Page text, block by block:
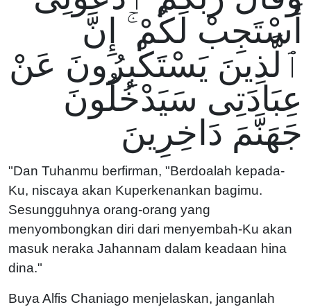
أَسْتَجِبْ لَكُمْ ۚ إِنَّ
ٱلَّذِينَ يَسْتَكْبِرُونَ عَنْ
عِبَادَتِى سَيَدْخُلُونَ
جَهَنَّمَ دَاخِرِينَ
"Dan Tuhanmu berfirman, "Berdoalah kepada-
Ku, niscaya akan Kuperkenankan bagimu.
Sesungguhnya orang-orang yang
menyombongkan diri dari menyembah-Ku akan
masuk neraka Jahannam dalam keadaan hina
dina."
Buya Alfis Chaniago menjelaskan, janganlah